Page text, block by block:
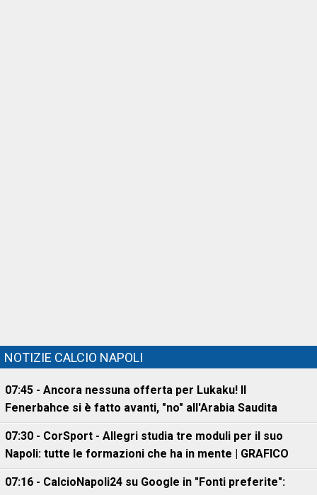
NOTIZIE CALCIO NAPOLI
07:45 - Ancora nessuna offerta per Lukaku! Il
Fenerbahce si è fatto avanti, "no" all'Arabia Saudita
07:30 - CorSport - Allegri studia tre moduli per il suo
Napoli: tutte le formazioni che ha in mente | GRAFICO
07:16 - CalcioNapoli24 su Google in "Fonti preferite":